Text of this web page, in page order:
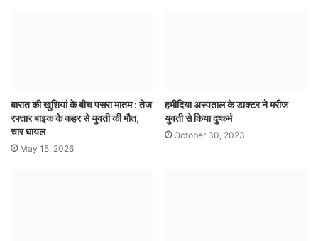
बारात की खुशियां के बीच पसरा मातम : तेज
रफ्तार बाइक के कहर से युवती की मौत,
चार घायल
May 15, 2026
हमीदिया अस्पताल के डाक्टर ने मरीज
युवती से किया दुष्कर्म
October 30, 2023